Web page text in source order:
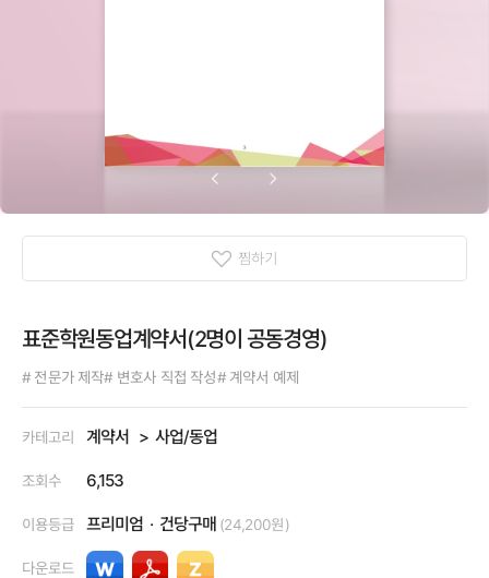
찜하기
표준학원동업계약서(2명이 공동경영)
# 전문가 제작# 변호사 직접 작성# 계약서 예제
카테고리 계약서 사업/동업
조회수 6,153
이용등급 프리미엄 건당구매 (24,200원)
다운로드